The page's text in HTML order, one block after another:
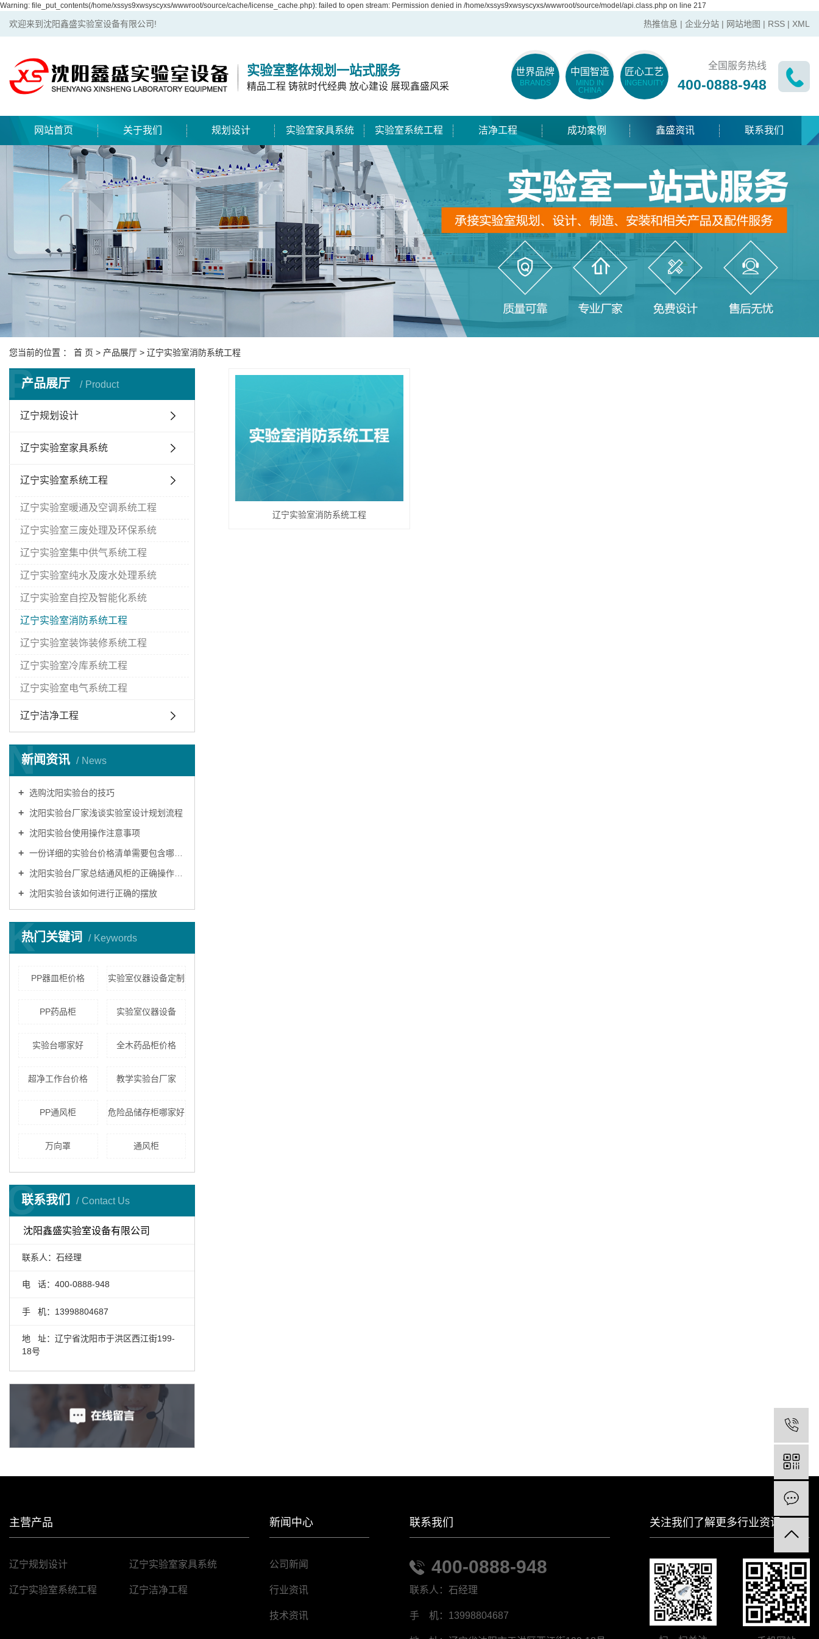
Warning: file_put_contents(/home/xssys9xwsyscyxs/wwwroot/source/cache/license_cache.php): failed to open stream: Permission denied in /home/xssys9xwsyscyxs/wwwroot/source/model/api.class.php on line 217
欢迎来到沈阳鑫盛实验室设备有限公司! 热推信息 | 企业分站 | 网站地图 | RSS | XML
实验室整体规划一站式服务
精品工程 铸就时代经典 放心建设 展现鑫盛风采
世界品牌
BRANDS
中国智造
MIND IN
CHINA
匠心工艺
INGENUITY
全国服务热线
400-0888-948
网站首页 关于我们 规划设计 实验室家具系统 实验室系统工程 洁净工程 成功案例 鑫盛资讯 联系我们
您当前的位置 ： 首 页 > 产品展厅 > 辽宁实验室消防系统工程
产品展厅 Product
P
辽宁规划设计
辽宁实验室家具系统
辽宁实验室系统工程
辽宁实验室暖通及空调系统工程
辽宁实验室三废处理及环保系统
辽宁实验室集中供气系统工程
辽宁实验室纯水及废水处理系统
辽宁实验室自控及智能化系统
辽宁实验室消防系统工程
辽宁实验室装饰装修系统工程
辽宁实验室冷库系统工程
辽宁实验室电气系统工程
辽宁洁净工程
新闻资讯 News
N
选购沈阳实验台的技巧
沈阳实验台厂家浅谈实验室设计规划流程
沈阳实验台使用操作注意事项
一份详细的实验台价格清单需要包含哪些内容？
沈阳实验台厂家总结通风柜的正确操作模式
沈阳实验台该如何进行正确的摆放
热门关键词 Keywords
K
PP器皿柜价格 实验室仪器设备定制
PP药品柜 实验室仪器设备
实验台哪家好 全木药品柜价格
超净工作台价格 教学实验台厂家
PP通风柜 危险品储存柜哪家好
万向罩 通风柜
联系我们 Contact Us
C
沈阳鑫盛实验室设备有限公司
联系人：石经理
电 话：400-0888-948
手 机：13998804687
地 址：辽宁省沈阳市于洪区西江街199-
18号
辽宁实验室消防系统工程
主营产品
辽宁规划设计 辽宁实验室家具系统
辽宁实验室系统工程 辽宁洁净工程
新闻中心
公司新闻
行业资讯
技术资讯
联系我们
400-0888-948
联系人：石经理
手 机：13998804687
关注我们了解更多行业资讯